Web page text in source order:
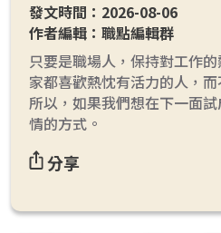
發文時間：2026-08-06
作者編輯：職點編輯群
只要是職場人，保持對工作
家都喜歡熱忱有活力的人，
所以，如果我們想在下一面
情的方式。
分享